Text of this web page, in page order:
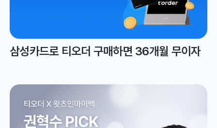
삼성카드로 티오더 구매하면 36개월 무이자